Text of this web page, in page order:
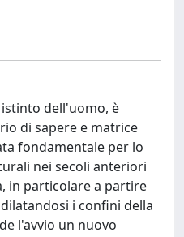
dell'uomo, è
di sapere e matrice
fondamentale per lo
nei secoli anteriori
in particolare a partire
i confini della
l'avvio un nuovo